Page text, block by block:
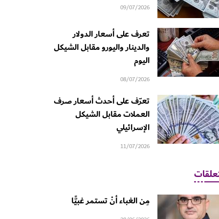
09/07/2026
تعرف على أسعار الدولار
والدينار واليورو مقابل الشيكل
اليوم
08/07/2026
تعرّف على أحدث أسعار صرف
العملات مقابل الشيكل
الإسرائيلي
11/07/2026
مِن الغباء أنْ تستمر غبيًّا